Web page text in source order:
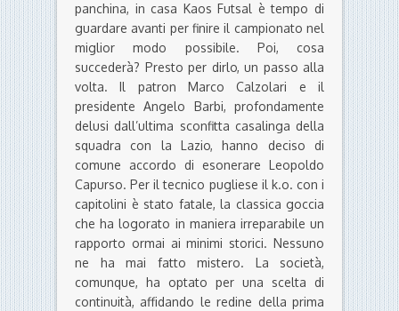
panchina, in casa Kaos Futsal è tempo di
guardare avanti per finire il campionato nel
miglior modo possibile. Poi, cosa
succederà? Presto per dirlo, un passo alla
volta. Il patron Marco Calzolari e il
presidente Angelo Barbi, profondamente
delusi dall’ultima sconfitta casalinga della
squadra con la Lazio, hanno deciso di
comune accordo di esonerare Leopoldo
Capurso. Per il tecnico pugliese il k.o. con i
capitolini è stato fatale, la classica goccia
che ha logorato in maniera irreparabile un
rapporto ormai ai minimi storici. Nessuno
ne ha mai fatto mistero. La società,
comunque, ha optato per una scelta di
continuità, affidando le redine della prima